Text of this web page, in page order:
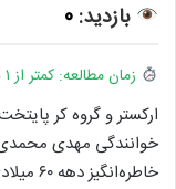
بازدید:0
زمان مطالعه: کمتر از ۱ دقیقه
خوانندگی مهدی
خاطره‌انگیز دهه ۶۰ میلادی را در تالار وحدت اجرا می‌کنند.